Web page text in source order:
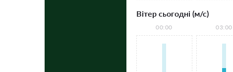
Вітер сьогодні (м/с)
00:00 03:00